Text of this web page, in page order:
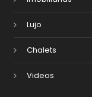
Lujo
Chalets
Videos